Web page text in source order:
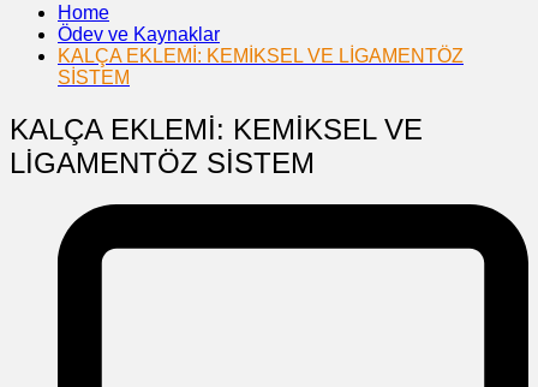
Home
Ödev ve Kaynaklar
KALÇA EKLEMİ: KEMİKSEL VE LİGAMENTÖZ
SİSTEM
KALÇA EKLEMİ: KEMİKSEL VE
LİGAMENTÖZ SİSTEM